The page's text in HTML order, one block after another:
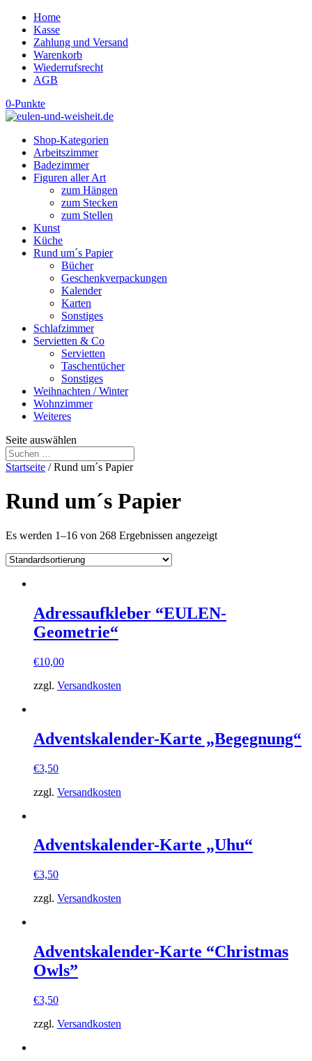
Home
Kasse
Zahlung und Versand
Warenkorb
Wiederrufsrecht
AGB
0-Punkte
Shop-Kategorien
Arbeitszimmer
Badezimmer
Figuren aller Art
zum Hängen
zum Stecken
zum Stellen
Kunst
Küche
Rund um´s Papier
Bücher
Geschenkverpackungen
Kalender
Karten
Sonstiges
Schlafzimmer
Servietten & Co
Servietten
Taschentücher
Sonstiges
Weihnachten / Winter
Wohnzimmer
Weiteres
Seite auswählen
Startseite / Rund um´s Papier
Rund um´s Papier
Es werden 1–16 von 268 Ergebnissen angezeigt
Adressaufkleber “EULEN-
Geometrie“
€10,00
zzgl. Versandkosten
Adventskalender-Karte „Begegnung“
€3,50
zzgl. Versandkosten
Adventskalender-Karte „Uhu“
€3,50
zzgl. Versandkosten
Adventskalender-Karte “Christmas
Owls”
€3,50
zzgl. Versandkosten